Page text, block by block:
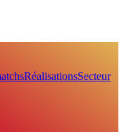
RéalisationsSecteur